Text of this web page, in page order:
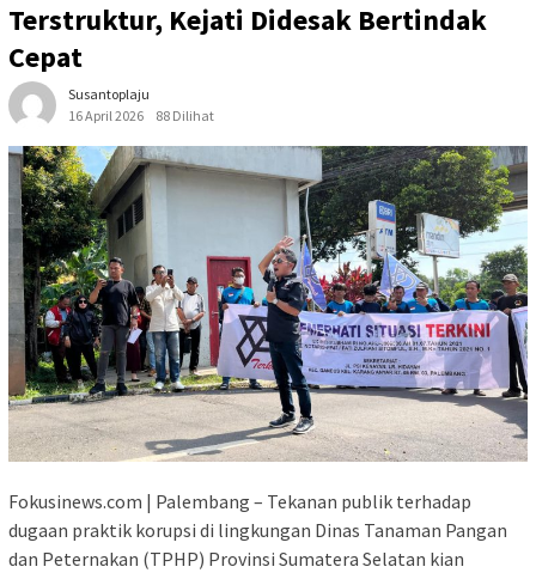
Terstruktur, Kejati Didesak Bertindak
Cepat
Susantoplaju
16 April 2026
88 Dilihat
Fokusinews.com | Palembang – Tekanan publik terhadap
dugaan praktik korupsi di lingkungan Dinas Tanaman Pangan
dan Peternakan (TPHP) Provinsi Sumatera Selatan kian